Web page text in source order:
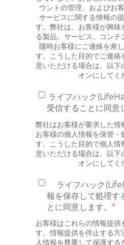
ウントの管理、およびお
サービスに関する情報の
す。弊社は、お客様が興味
る製品、サービス、コンテ
随時お客様にご連絡を差
す。こうした目的でご連絡
意いただける場合は、以下
オンにしてく
ライフハック
受信することに同意
弊社はお客様が要求した情
お客様の個人情報を保管・
す。こうした目的で個人情
意いただける場合は、以下
オンにしてく
ライフハック
報を保存して処理す
とに同意します。*
お客様はこれらの情報提供
す。情報提供を停止する方
人情報を尊重して保護す